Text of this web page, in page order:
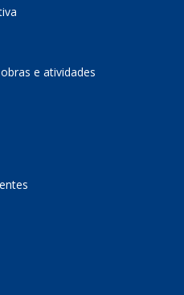
e atividades